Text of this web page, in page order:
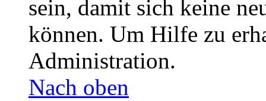
sein, damit sich keine
können. Um Hilfe zu
Administration.
Nach oben